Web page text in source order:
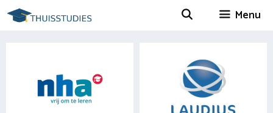
Spring
naar
Menu